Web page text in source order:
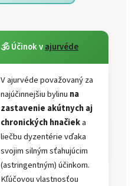
🕉️ Účinok vajurvéde
V ajurvéde považovaný za
najúčinnejšiu bylinu na
zastavenie akútnych aj
chronických hnačieka
liečbu dyzentérie vďaka
svojim silným sťahujúcim
(astringentným) účinkom.
Kľúčovou vlastnosťou